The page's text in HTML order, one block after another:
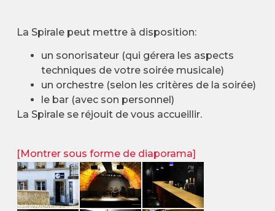
La Spirale peut mettre à disposition:
un sonorisateur (qui gérera les aspects
techniques de votre soirée musicale)
un orchestre (selon les critères de la soirée)
le bar (avec son personnel)
La Spirale se réjouit de vous accueillir.
[Montrer sous forme de diaporama]